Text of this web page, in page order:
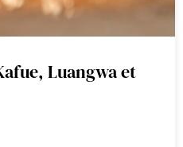
de la nature.
Park
Luangwa et